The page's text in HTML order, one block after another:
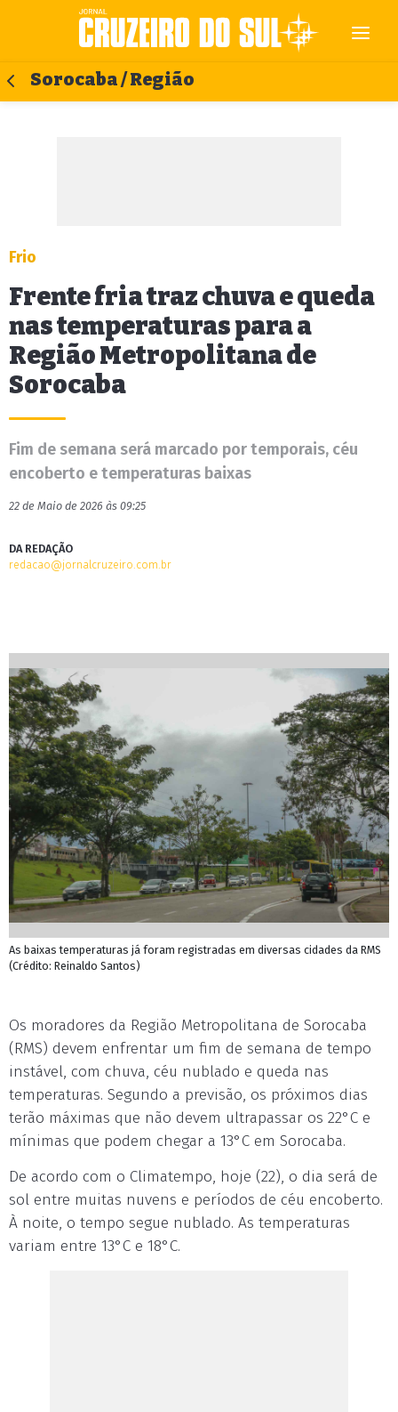
Sorocaba / Região
Frio
Frente fria traz chuva e queda
nas temperaturas para a
Região Metropolitana de
Sorocaba
Fim de semana será marcado por temporais, céu
encoberto e temperaturas baixas
22 de Maio de 2026 às 09:25
DA REDAÇÃO
redacao@jornalcruzeiro.com.br
As baixas temperaturas já foram registradas em diversas cidades da RMS
(Crédito: Reinaldo Santos)
Os moradores da Região Metropolitana de Sorocaba
(RMS) devem enfrentar um fim de semana de tempo
instável, com chuva, céu nublado e queda nas
temperaturas. Segundo a previsão, os próximos dias
terão máximas que não devem ultrapassar os 22°C e
mínimas que podem chegar a 13°C em Sorocaba.
De acordo com o Climatempo, hoje (22), o dia será de
sol entre muitas nuvens e períodos de céu encoberto.
À noite, o tempo segue nublado. As temperaturas
variam entre 13°C e 18°C.